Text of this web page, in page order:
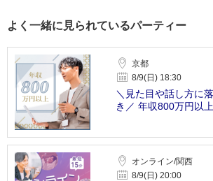
よく一緒に見られているパーティー
京都
8/9(日) 18:30
＼見た目や話し方に
き／ 年収800万円以
オンライン/関西
8/9(日) 20:00